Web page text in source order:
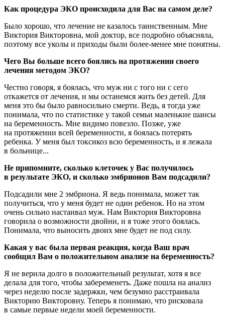
Как процедура ЭКО происходила для Вас на самом деле?
Было хорошо, что лечение не казалось таинственным. Мне
Виктория Викторовна, мой доктор, все подробно объясняла,
поэтому все уколы и приходы были более-менее мне понятны.
Чего Вы больше всего боялись на протяжении своего
лечения методом ЭКО?
Честно говоря, я боялась, что муж ни с того ни с сего
откажется от лечения, и мы останемся жить без детей. Для
меня это бы было равносильно смерти. Ведь, я тогда уже
понимала, что по статистике у такой семьи маленькие шансы
на беременность. Мне видимо повезло. Позже, уже
на протяжении всей беременности, я боялась потерять
ребенка. У меня был токсикоз всю беременность, и я лежала
в больнице...
Не припомните, сколько клеточек у Вас получилось
в результате ЭКО, и сколько эмбрионов Вам подсадили?
Подсадили мне 2 эмбриона. Я ведь понимала, может так
получиться, что у меня будет не один ребенок. Но на этом
очень сильно настаивал муж. Нам Виктория Викторовна
говорила о возможности двойни, и я тоже этого боялась.
Понимала, что выносить двоих мне будет не под силу.
Какая у вас была первая реакция, когда Ваш врач
сообщил Вам о положительном анализе на беременность?
Я не верила долго в положительный результат, хотя я все
делала для того, чтобы забеременеть. Даже пошла на анализ
через неделю после задержки, чем безумно расстраивала
Викторию Викторовну. Теперь я понимаю, что рисковала
в самые первые недели моей беременности.